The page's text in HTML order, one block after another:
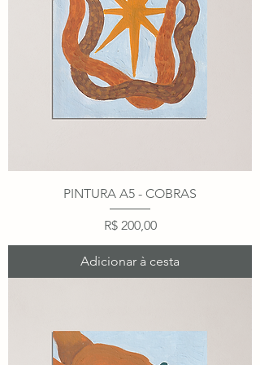
PINTURA A5 - COBRAS
Preço
R$ 200,00
Adicionar à cesta